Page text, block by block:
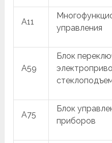
A11
управления
A59
Блок
A75
Блок
приборов